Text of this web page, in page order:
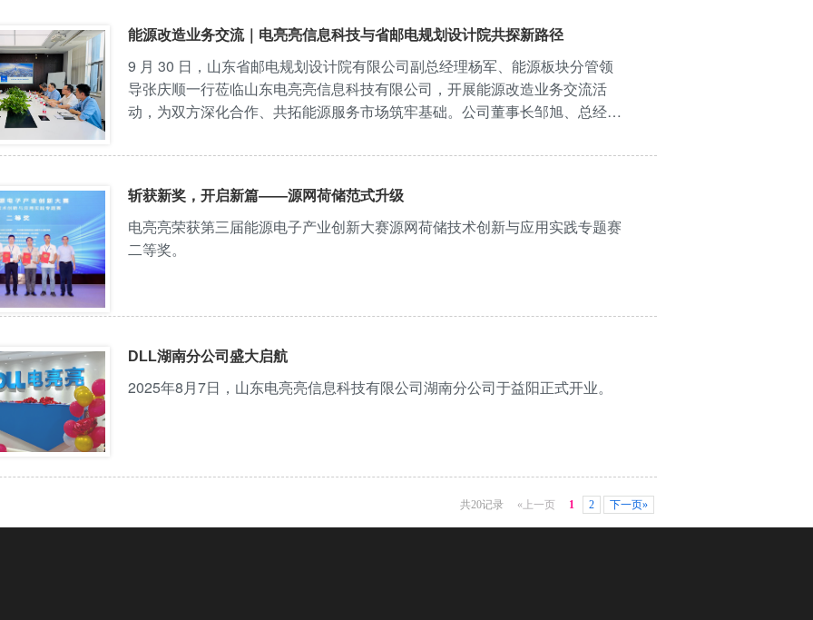
能源改造业务交流｜电亮亮信息科技与省邮电规划设计院共探新路径
9 月 30 日，山东省邮电规划设计院有限公司副总经理杨军、能源板块分管领
导张庆顺一行莅临山东电亮亮信息科技有限公司，开展能源改造业务交流活
动，为双方深化合作、共拓能源服务市场筑牢基础。公司董事长邹旭、总经理
斩获新奖，开启新篇——源网荷储范式升级
电亮亮荣获第三届能源电子产业创新大赛源网荷储技术创新与应用实践专题赛
二等奖。
DLL湖南分公司盛大启航
2025年8月7日，山东电亮亮信息科技有限公司湖南分公司于益阳正式开业。
共20记录 «上一页 1 2 下一页»